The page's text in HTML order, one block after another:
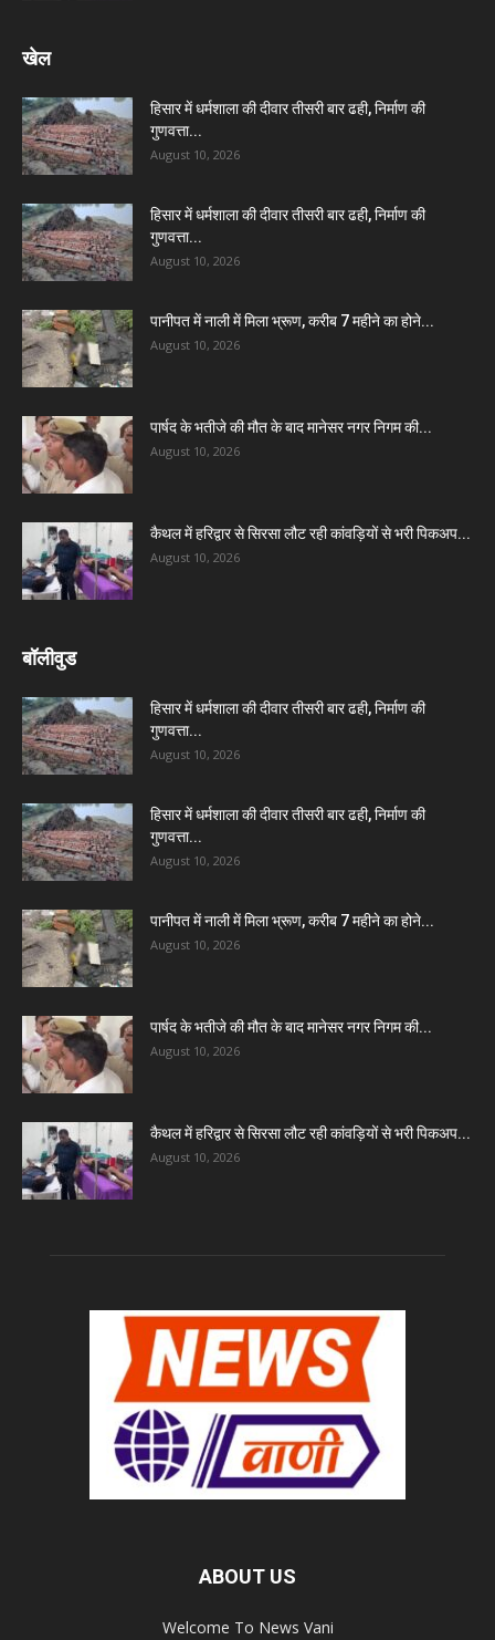
खेल
हिसार में धर्मशाला की दीवार तीसरी बार ढही, निर्माण की
गुणवत्ता...
August 10, 2026
हिसार में धर्मशाला की दीवार तीसरी बार ढही, निर्माण की
गुणवत्ता...
August 10, 2026
पानीपत में नाली में मिला भ्रूण, करीब 7 महीने का होने...
August 10, 2026
पार्षद के भतीजे की मौत के बाद मानेसर नगर निगम की...
August 10, 2026
कैथल में हरिद्वार से सिरसा लौट रही कांवड़ियों से भरी पिकअप...
August 10, 2026
बॉलीवुड
हिसार में धर्मशाला की दीवार तीसरी बार ढही, निर्माण की
गुणवत्ता...
August 10, 2026
हिसार में धर्मशाला की दीवार तीसरी बार ढही, निर्माण की
गुणवत्ता...
August 10, 2026
पानीपत में नाली में मिला भ्रूण, करीब 7 महीने का होने...
August 10, 2026
पार्षद के भतीजे की मौत के बाद मानेसर नगर निगम की...
August 10, 2026
कैथल में हरिद्वार से सिरसा लौट रही कांवड़ियों से भरी पिकअप...
August 10, 2026
ABOUT US
Welcome To News Vani